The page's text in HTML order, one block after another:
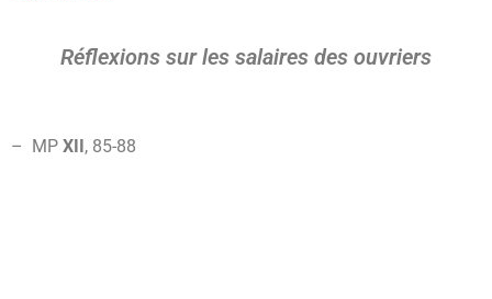
Réflexions sur les salaires des ouvriers
– MP XII, 85-88